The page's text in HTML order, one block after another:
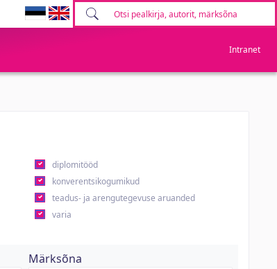
Intranet
diplomitööd
konverentsikogumikud
teadus- ja arengutegevuse aruanded
varia
Märksõna